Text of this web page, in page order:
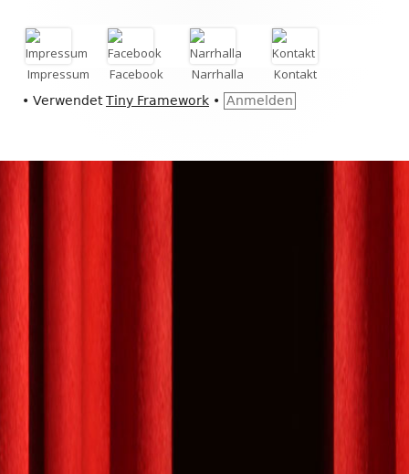
Inhalt
Impressum Facebook Narrhalla Kontakt
• VerwendetTiny Framework • Anmelden